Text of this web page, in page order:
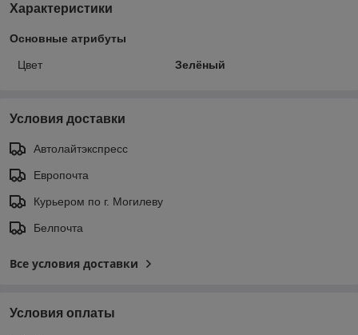
Характеристики
Основные атрибуты
Цвет Зелёный
Условия доставки
Автолайтэкспресс
Европочта
Курьером по г. Могилеву
Белпочта
Все условия доставки
Условия оплаты